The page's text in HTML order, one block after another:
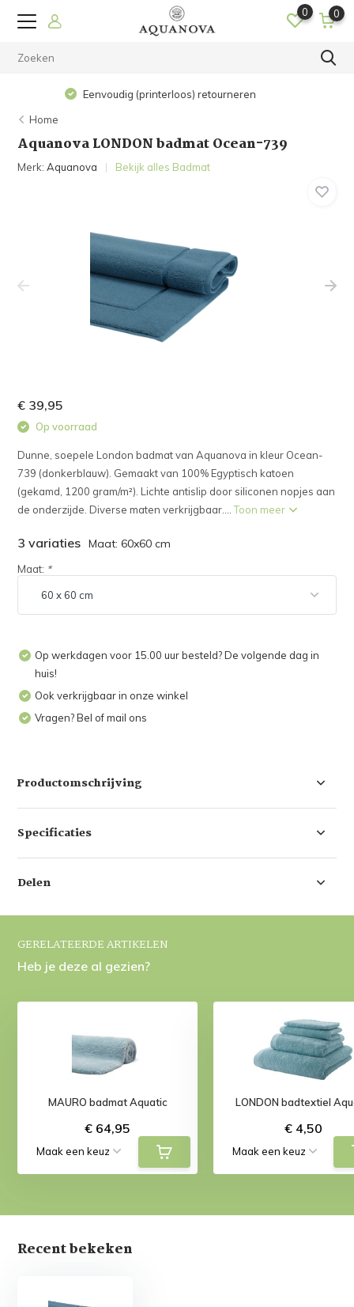
0 0
Op werkdagen voor 15.00 uur besteld? De volgende dag in
huis!
Home
Aquanova LONDON badmat Ocean-739
Merk:Aquanova Bekijk alles Badmat
€ 39,95
Op voorraad
Dunne, soepele London badmat van Aquanova in kleur Ocean-
739 (donkerblauw). Gemaakt van 100% Egyptisch katoen
(gekamd, 1200 gram/m²). Lichte antislip door siliconen nopjes aan
de onderzijde. Diverse maten verkrijgbaar....Toon meer
3 variaties Maat: 60x60 cm
Maat: *
Op werkdagen voor 15.00 uur besteld? De volgende dag in
huis!
Ook verkrijgbaar in onze winkel
Vragen? Bel of mail ons
Productomschrijving
Specificaties
Delen
GERELATEERDE ARTIKELEN
Heb je deze al gezien?
MAURO badmat Aquatic
€ 64,95
LONDON badtextiel
€ 4,50
Recent bekeken